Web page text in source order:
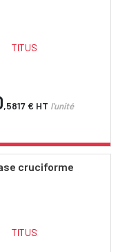
TITUS
,5817 € HT l'unité
cruciforme
TITUS